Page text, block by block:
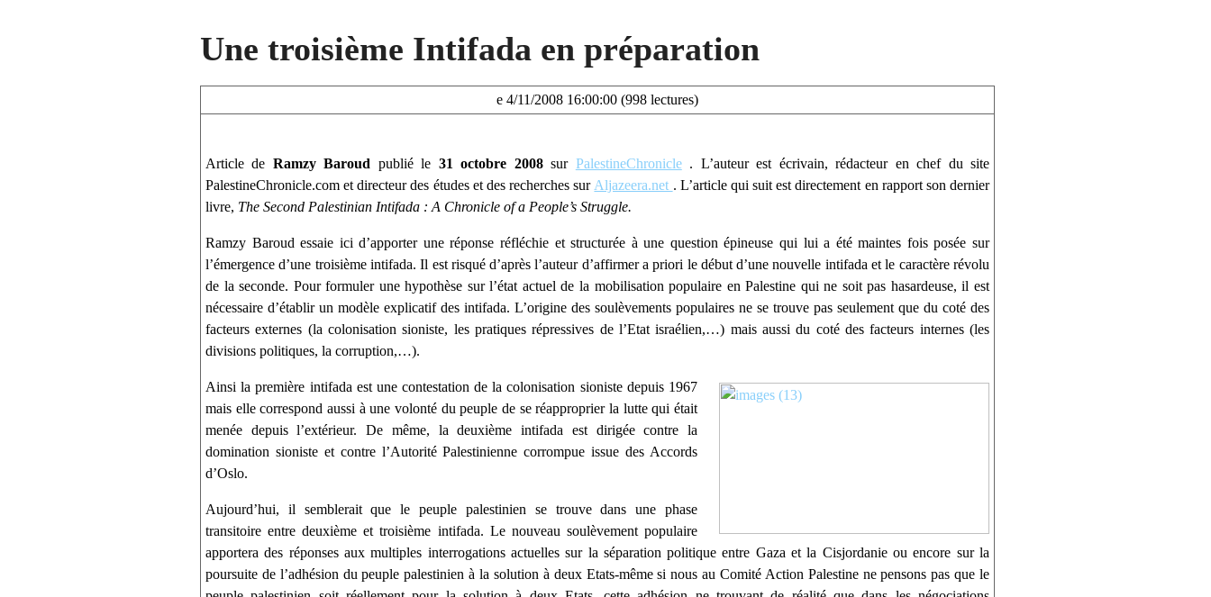
Une troisième Intifada en préparation
e 4/11/2008 16:00:00 (998 lectures)
Article de Ramzy Baroud publié le 31 octobre 2008sur PalestineChronicle. L’auteur est écrivain, rédacteur en chef du site
PalestineChronicle.com et directeur des études et des recherches sur Aljazeera.net . L’article qui suit est directement en rapport son dernier
livre, The Second Palestinian Intifada : A Chronicle of a People’s Struggle.
Ramzy Baroud essaie ici d’apporter une réponse réfléchie et structurée à une question épineuse qui lui a été maintes fois posée sur
l’émergence d’une troisième intifada. Il est risqué d’après l’auteur d’affirmer a priori le début d’une nouvelle intifada et le caractère révolu
de la seconde. Pour formuler une hypothèse sur l’état actuel de la mobilisation populaire en Palestine qui ne soit pas hasardeuse, il est
nécessaire d’établir un modèle explicatif des intifada. L’origine des soulèvements populaires ne se trouve pas seulement que du coté des
facteurs externes (la colonisation sioniste, les pratiques répressives de l’Etat israélien,…) mais aussi du coté des facteurs internes (les
divisions politiques, la corruption,…).
Ainsi la première intifada est une contestation de la colonisation sioniste depuis 1967
mais elle correspond aussi à une volonté du peuple de se réapproprier la lutte qui était
menée depuis l’extérieur. De même, la deuxième intifada est dirigée contre la
domination sioniste et contre l’Autorité Palestinienne corrompue issue des Accords
d’Oslo.
Aujourd’hui, il semblerait que le peuple palestinien se trouve dans une phase
transitoire entre deuxième et troisième intifada. Le nouveau soulèvement populaire
apportera des réponses aux multiples interrogations actuelles sur la séparation politique entre Gaza et la Cisjordanie ou encore sur la
poursuite de l’adhésion du peuple palestinien à la solution à deux Etats-même si nous au Comité Action Palestine ne pensons pas que le